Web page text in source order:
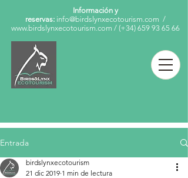
Información y
reservas: info@birdslynxecotourism.com /
www.birdslynxecotourism.com / (+34) 659 93 65 66
Entrada
birdslynxecotourism
21 dic 2019 1 min de lectura